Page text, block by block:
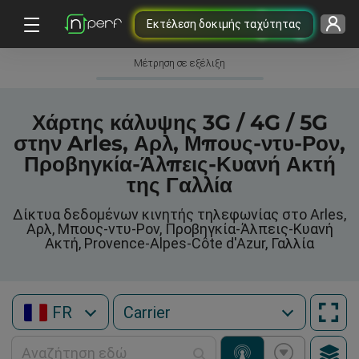
Εκτέλεση δοκιμής ταχύτητας
Μέτρηση σε εξέλιξη
Χάρτης κάλυψης 3G / 4G / 5G
στην Arles, Αρλ, Μπους-ντυ-Ρον,
Προβηγκία-Άλπεις-Κυανή Ακτή
της Γαλλία
Δίκτυα δεδομένων κινητής τηλεφωνίας στο Arles,
Αρλ, Μπους-ντυ-Ρον, Προβηγκία-Άλπεις-Κυανή
Ακτή, Provence-Alpes-Côte d'Azur, Γαλλία
FR